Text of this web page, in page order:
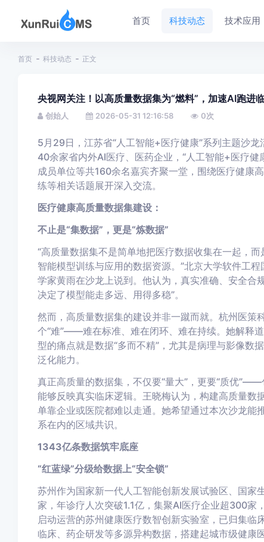
首页 科技动态 技术应用
首页 科技动态 正文
央视网关注！以高质量数据集为“燃料”，加速AI跑进
创始人 2026-05-31 12:16:58 0次
5月29日，江苏省“人工智能+医疗健康”系列主题沙
40余家省内外AI医疗、医药企业，“人工智能+医疗
成员单位等共160余名嘉宾齐聚一堂，围绕医疗健康
练等相关话题展开深入交流。
医疗健康高质量数据集建设：
不止是“集数据”，更是“炼数据”
“高质量数据集不是简单地把医疗数据收集在一起，
智能模型训练与应用的数据资源。”北京大学软件工
学家黄雨在沙龙上说到。他认为，真实准确、安全合
决定了模型能走多远、用得多稳”。
然而，高质量数据集的建设并非一蹴而就。杭州医策
个“难”——难在标准、难在闭环、难在持续。她解释
型的痛点就是数据“多而不精”，尤其是病理与影像数
泛化能力。
真正高质量的数据集，不仅要“量大”，更要“质优
能够反映真实临床逻辑。王晓梅认为，构建高质量
单靠企业或医院都难以走通。她希望通过本次沙龙能
系在内的区域共识。
1343亿条数据筑牢底座
“红蓝绿”分级给数据上“安全锁”
苏州作为国家新一代人工智能创新发展试验区、国家
家，年诊疗人次突破1.1亿，集聚AI医疗企业超300家
启动运营的苏州健康医疗数智创新实验室，已归集
临床、药企研发等多源异构数据，搭建起城市级健康医